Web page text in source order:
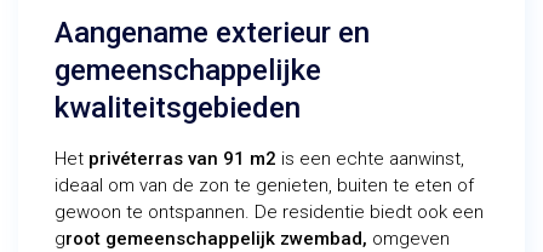
Aangename exterieur en
gemeenschappelijke
kwaliteitsgebieden
Het privéterras van 91 m2 is een echte aanwinst,
ideaal om van de zon te genieten, buiten te eten of
gewoon te ontspannen. De residentie biedt ook een
groot gemeenschappelijk zwembad, omgeven